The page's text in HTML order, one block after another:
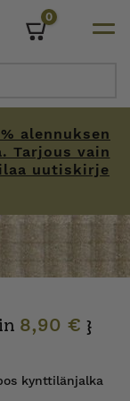
alennuksen
Tarjous vain
uutiskirje
0
8,90 € }
kynttilänjalka